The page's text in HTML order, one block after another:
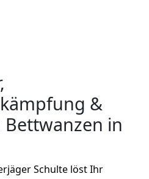
&
in
Schulte löst Ihr